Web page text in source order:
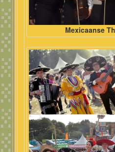
Mexicaanse